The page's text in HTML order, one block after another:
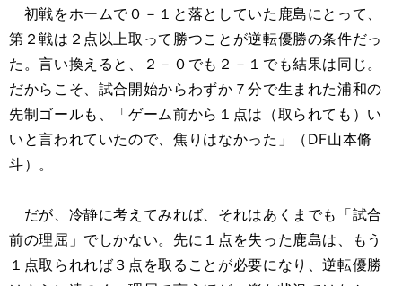
初戦をホームで０－１と落としていた鹿島にとって、
第２戦は２点以上取って勝つことが逆転優勝の条件だっ
た。言い換えると、２－０でも２－１でも結果は同じ。
だからこそ、試合開始からわずか７分で生まれた浦和の
先制ゴールも、「ゲーム前から１点は（取られても）い
いと言われていたので、焦りはなかった」（DF山本脩
斗）。
だが、冷静に考えてみれば、それはあくまでも「試合
前の理屈」でしかない。先に１点を失った鹿島は、もう
１点取られれば３点を取ることが必要になり、逆転優勝